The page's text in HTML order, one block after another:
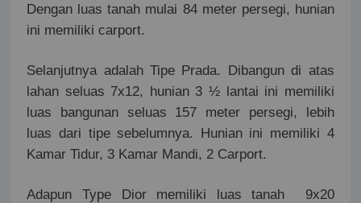
Dengan luas tanah mulai 84 meter persegi, hunian
ini memiliki carport.
Selanjutnya adalah Tipe Prada. Dibangun di atas
lahan seluas 7x12, hunian 3 ½ lantai ini memiliki
luas bangunan seluas 157 meter persegi, lebih
luas dari tipe sebelumnya. Hunian ini memiliki 4
Kamar Tidur, 3 Kamar Mandi, 2 Carport.
Adapun Type Dior memiliki luas tanah
9x20